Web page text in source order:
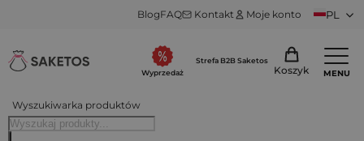
BlogFAQ Kontakt Moje konto PL
Wyszukiwarka produktów
Wyprzedaż
Strefa B2B Saketos
Koszyk MENU